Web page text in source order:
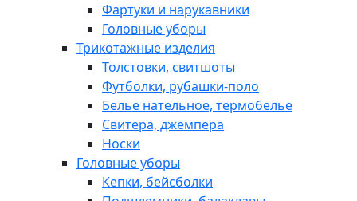
Фартуки и нарукавники
Головные уборы
Трикотажные изделия
Толстовки, свитшоты
Футболки, рубашки-поло
Белье нательное, термобелье
Свитера, джемпера
Носки
Головные уборы
Кепки, бейсболки